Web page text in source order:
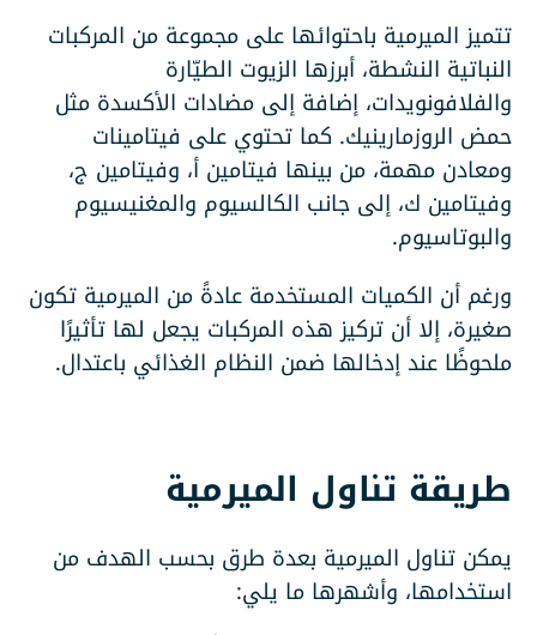
تتميز الميرمية باحتوائها على مجموعة من المركبات
النباتية النشطة، أبرزها الزيوت الطيّارة
والفلافونويدات، إضافة إلى مضادات الأكسدة مثل
حمض الروزمارينيك. كما تحتوي على فيتامينات
ومعادن مهمة، من بينها فيتامين أ، وفيتامين ج،
وفيتامين ك، إلى جانب الكالسيوم والمغنيسيوم
والبوتاسيوم.
ورغم أن الكميات المستخدمة عادةً من الميرمية تكون
صغيرة، إلا أن تركيز هذه المركبات يجعل لها تأثيرًا
ملحوظًا عند إدخالها ضمن النظام الغذائي باعتدال.
طريقة تناول الميرمية
يمكن تناول الميرمية بعدة طرق بحسب الهدف من
استخدامها، وأشهرها ما يلي: